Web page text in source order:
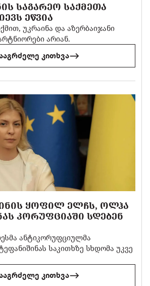
ᲡᲐᲒᲐᲠᲔᲝ ᲡᲐᲥᲛᲔᲗᲐ
ᲔᲬᲕᲘᲐ
უკრაინა და აზერბაიჯანი
არიან.
კითხვა
ᲧᲝᲤᲘᲚ ᲔᲚᲩᲡ, ᲝᲚᲰᲐ
ᲙᲝᲠᲣᲤᲪᲘᲐᲨᲘ ᲡᲓᲔᲑᲔᲜ
ანტიკორუფციულმა
საკითხზე სხდომა უკვე
კითხვა